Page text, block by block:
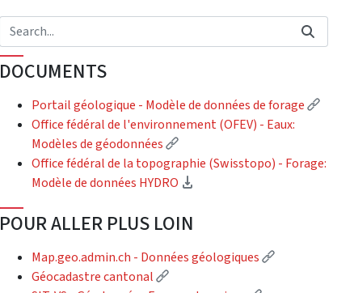
DOCUMENTS
Portail géologique - Modèle de données de forage
Office fédéral de l'environnement (OFEV) - Eaux:
Modèles de géodonnées
(External link)
Office fédéral de la topographie (Swisstopo) - Forage:
Modèle de données HYDRO
POUR ALLER PLUS LOIN
Map.geo.admin.ch - Données géologiques
(External link)
Géocadastre cantonal
(External link)